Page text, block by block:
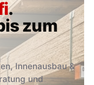
.
zum
Innenausbau &
und